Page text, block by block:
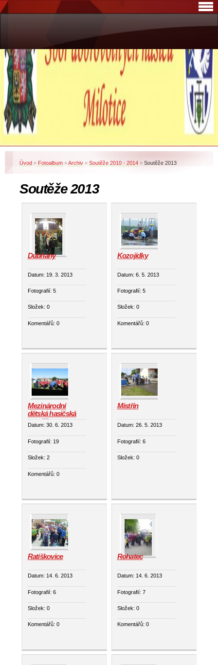
Úvod » Fotoalbum »Archiv » Soutěže 2010 - 2014 » Soutěže 2013
Soutěže 2013
Dubňany
Datum: 19. 3. 2013
Fotografií: 5
Složek: 0
Komentářů: 0
Kozojídky
Datum: 6. 5. 2013
Fotografií: 5
Složek: 0
Komentářů: 0
Mezinárodní
dětská hasičská
soutěž
Datum: 30. 6. 2013
Fotografií: 19
Složek: 2
Komentářů: 0
Mistřín
Datum: 26. 5. 2013
Fotografií: 6
Složek: 0
Ratíškovice
Datum: 14. 6. 2013
Fotografií: 6
Složek: 0
Komentářů: 0
Rohatec
Datum: 14. 6. 2013
Fotografií: 7
Složek: 0
Komentářů: 0